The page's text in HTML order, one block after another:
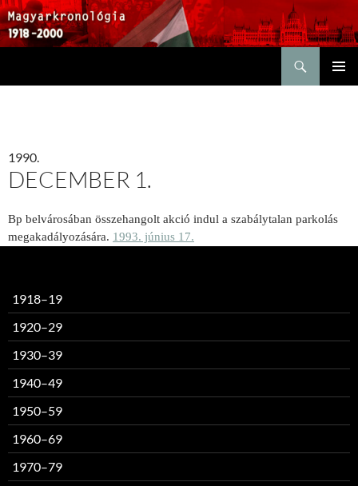
1990.
DECEMBER 1.
Bp belvárosában összehangolt akció indul a szabálytalan parkolás
megakadályozására. 1993. június 17.
1918–19
1920–29
1930–39
1940–49
1950–59
1960–69
1970–79